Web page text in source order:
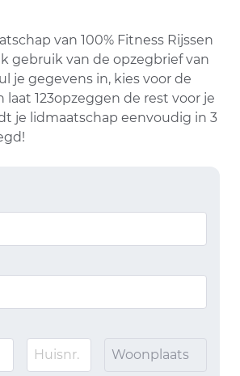
van 100% Fitness Rijssen
gebruik van de opzegbrief van
je gegevens in, kies voor de
123opzeggen de rest voor je
je lidmaatschap eenvoudig in 3
Woonplaats